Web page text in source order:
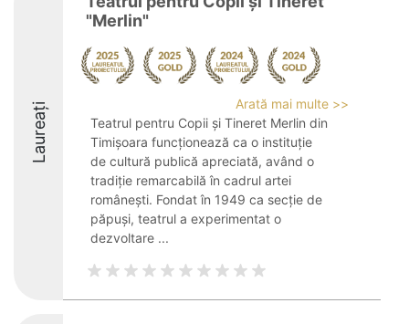
Laureați
"Merlin"
Arată mai multe >>
Teatrul pentru Copii și Tineret Merlin din
Timișoara funcționează ca o instituție
de cultură publică apreciată, având o
tradiție remarcabilă în cadrul artei
românești. Fondat în 1949 ca secție de
păpuși, teatrul a experimentat o
dezvoltare ...